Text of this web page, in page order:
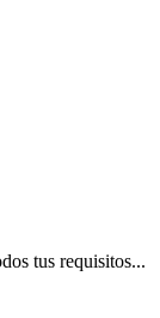
tus requisitos...